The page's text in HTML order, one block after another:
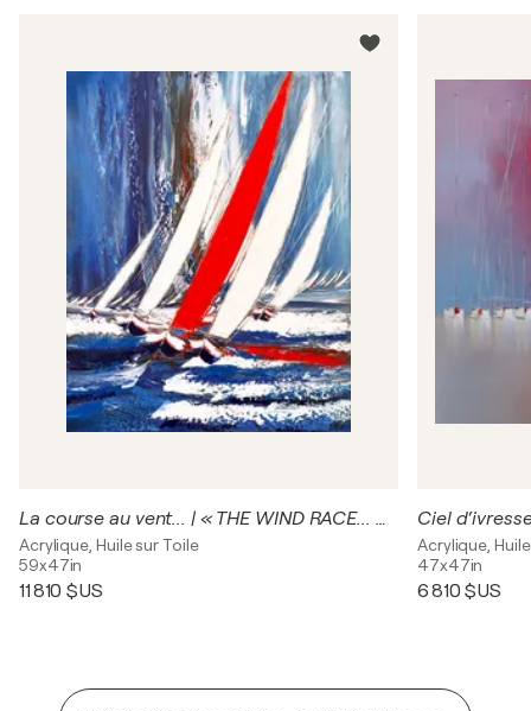
La course au vent... | « THE WIND RACE... » (Esprit voile 2019)
Acrylique, Huile sur Toile
59x47in
11 810 $US
Ciel
Acrylique,
47x47in
6 810 $US